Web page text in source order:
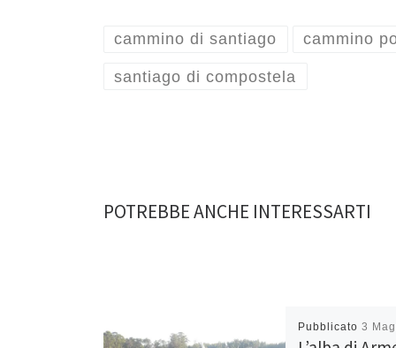
cammino di santiago cammino
santiago di compostela
POTREBBE ANCHE INTERESSARTI
Pubblicato3